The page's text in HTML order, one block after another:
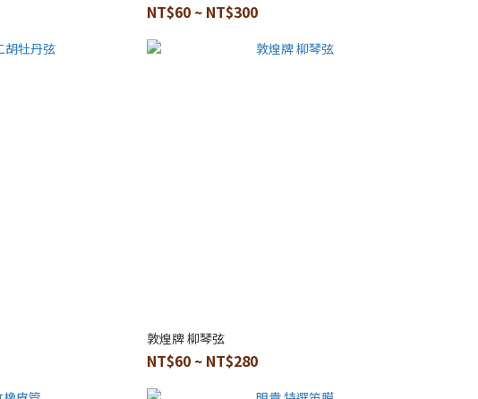
NT$60 ~ NT$300
敦煌牌 柳琴弦
NT$60 ~ NT$280